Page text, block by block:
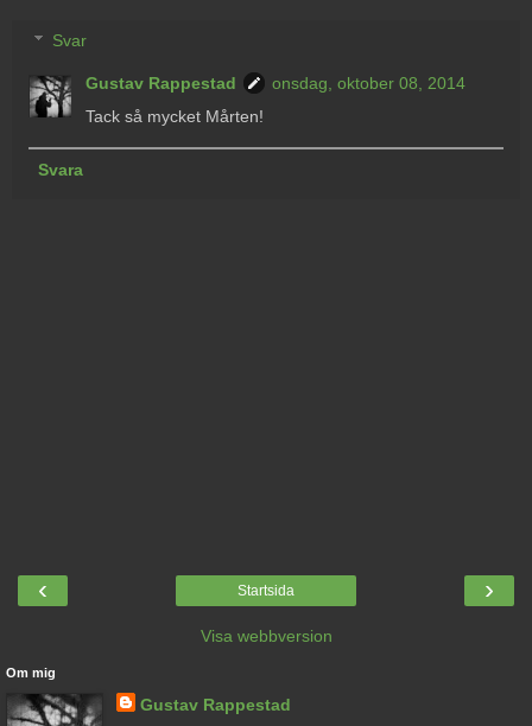
Svar
Gustav Rappestad
onsdag, oktober 08, 2014
Tack så mycket Mårten!
Svara
‹ ›
Startsida
Visa webbversion
Om mig
Gustav Rappestad